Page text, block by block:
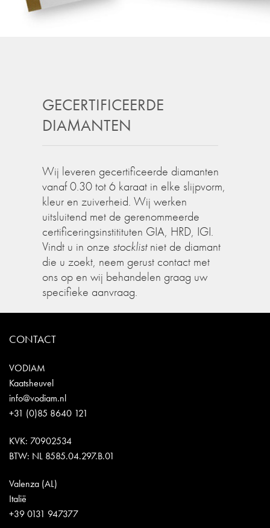
GECERTIFICEERDE
DIAMANTEN
Wij leveren gecertificeerde diamanten
vanaf 0.30 tot 6 karaat in elke slijpvorm,
kleur en zuiverheid. Wij werken
uitsluitend met de gerenommeerde
certificeringsinstitituten GIA, HRD, IGI.
Vindt u in onze stocklistniet de diamant
die u zoekt, neem gerust contact met
ons op en wij behandelen graag uw
specifieke aanvraag.
CONTACT
VODIAM
Kaatsheuvel
info@vodiam.nl
+31 (0)85 8640 121
KVK: 70902534
BTW: NL 8585.04.297.B.01
Valenza (AL)
Italië
+39 0131 947377